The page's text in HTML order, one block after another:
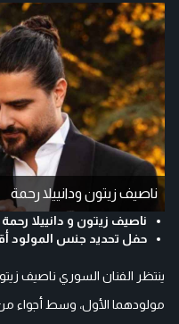
ناصيف زيتون ودانييلا رحمة
ناصيف زيتون و دانييلا
حفل تحديد جنس المولود
ينتظر الفنان السوري ناصيف زيتون
مولودهما الأول، وسط أجواء